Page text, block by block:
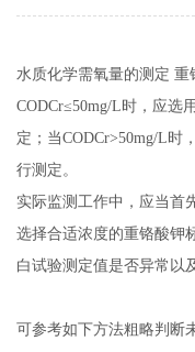
水质化学需氧量的测定 重
CODCr≤50mg/L时，应选
定；当CODCr>50mg/L时
行测定。
实际监测工作中，应当首
选择合适浓度的重铬酸钾
白试验测定值是否异常以
可参考如下方法粗略判断